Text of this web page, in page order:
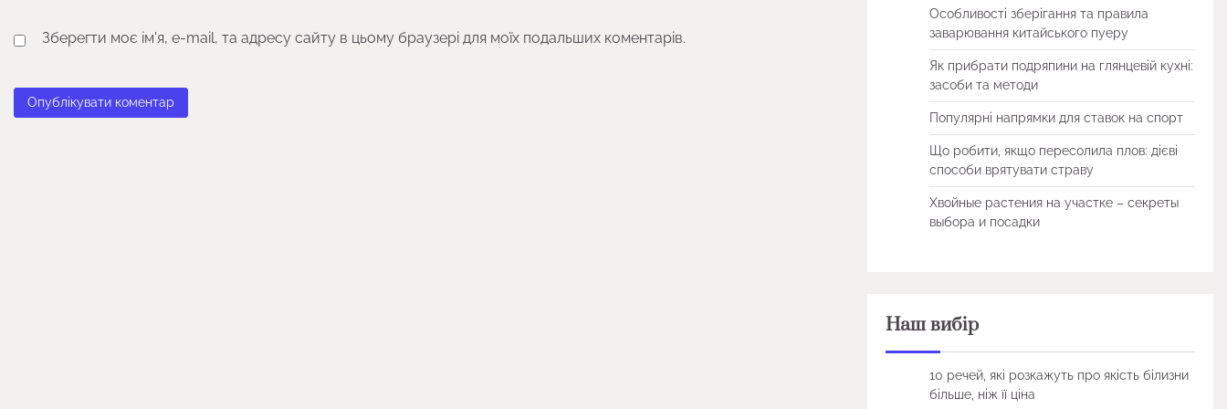
Зберегти моє ім'я, e-mail, та адресу сайту в цьому браузері для моїх подальших коментарів.
Особливості зберігання та правила
заварювання китайського пуеру
Як прибрати подряпини на глянцевій кухні:
засоби та методи
Популярні напрямки для ставок на спорт
Що робити, якщо пересолила плов: дієві
способи врятувати страву
Хвойные растения на участке – секреты
выбора и посадки
Наш вибір
10 речей, які розкажуть про якість білизни
більше, ніж її ціна